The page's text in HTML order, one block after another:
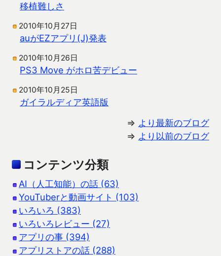
移植難しさ
2010年10月27日
auがEZアプリ(J)発表
2010年10月26日
PS3 Move がホロ苦デビュー
2010年10月25日
ガイラルディア英語版
⇒ より最新のブログ
⇒ より以前のブログ
コンテンツ分類
AI（人工知能）の話 (63)
YouTuberと動画サイト (103)
いろいろ (383)
いろいろレビュー (27)
アプリの事 (394)
アプリストアの話 (288)